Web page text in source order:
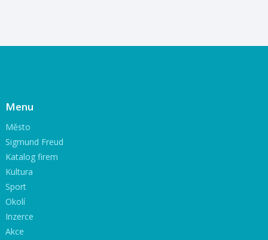
Menu
Město
Sigmund Freud
Katalog firem
Kultura
Sport
Okolí
Inzerce
Akce